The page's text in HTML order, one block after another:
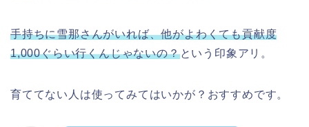
手持ちに雪那さんがいれば、他がよわくても貢献度
1,000ぐらい行くんじゃないの？という印象アリ。
育ててない人は使ってみてはいかが？おすすめです。